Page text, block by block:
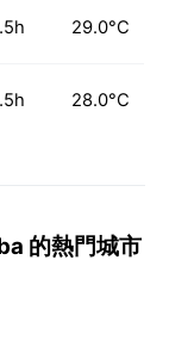
29.0°C
28.0°C
的熱門城市